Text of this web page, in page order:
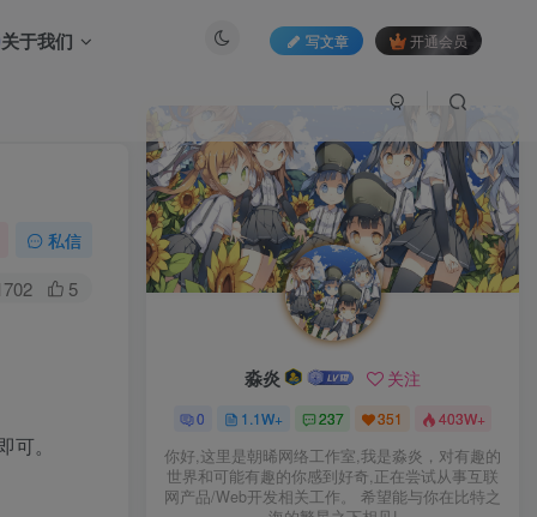
关于我们 写文章 开通会员
私信
5
。
淼炎 关注
0 1.1W+ 237 351 403W+
你好,这里是朝晞网络工作室,我是淼炎，对有趣的
世界和可能有趣的你感到好奇,正在尝试从事互联
网产品/Web开发相关工作。 希望能与你在比特之